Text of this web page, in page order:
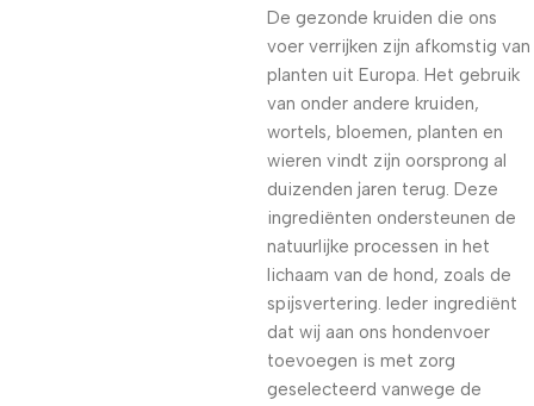
De gezonde kruiden die ons
voer verrijken zijn afkomstig van
planten uit Europa. Het gebruik
van onder andere kruiden,
wortels, bloemen, planten en
wieren vindt zijn oorsprong al
duizenden jaren terug. Deze
ingrediënten ondersteunen de
natuurlijke processen in het
lichaam van de hond, zoals de
spijsvertering. Ieder ingrediënt
dat wij aan ons hondenvoer
toevoegen is met zorg
geselecteerd vanwege de